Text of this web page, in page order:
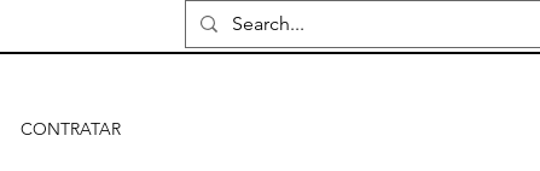
CONTRATAR